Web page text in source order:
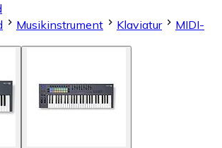
Musikinstrument Klaviatur
MIDI-